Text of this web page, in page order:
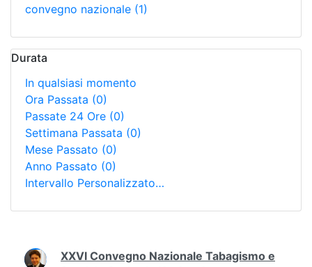
convegno nazionale (1)
Durata
In qualsiasi momento
Ora Passata (0)
Passate 24 Ore (0)
Settimana Passata (0)
Mese Passato (0)
Anno Passato (0)
Intervallo Personalizzato…
Ricerca
XXVI Convegno Nazionale Tabagismo e